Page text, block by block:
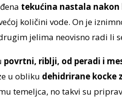
tekućina nastala nakon
količini vode. On je
jelima neovisno radi li
povrtni, riblji, od peradi i
u obliku dehidrirane kocke
temeljca, no takvi su